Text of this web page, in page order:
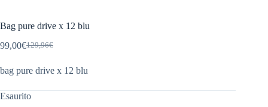
Bag pure drive x 12 blu
129,96€
Il
originale
129,96€.
99,00€Il
attuale
99,00€.
bag pure drive x 12 blu
Esaurito